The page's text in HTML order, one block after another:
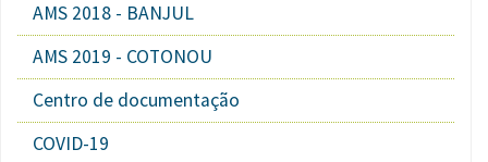
AMS 2018 - BANJUL
AMS 2019 - COTONOU
Centro de documentação
COVID-19